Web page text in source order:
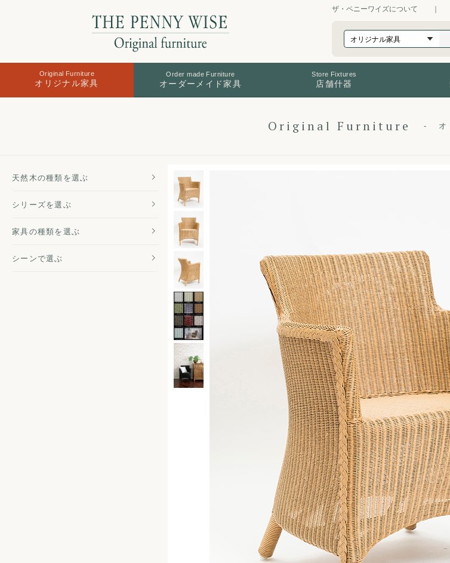
ザ・ペニーワイズについて
Original Furniture
オリジナル家具
Order made Furniture
オーダーメイド家具
Store Fixtures
店舗什器
Original Furniture
天然木の種類を選ぶ
シリーズを選ぶ
家具の種類を選ぶ
シーンで選ぶ